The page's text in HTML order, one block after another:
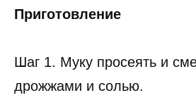
Приготовление
Шаг 1. Муку просеять и
дрожжами и солью.